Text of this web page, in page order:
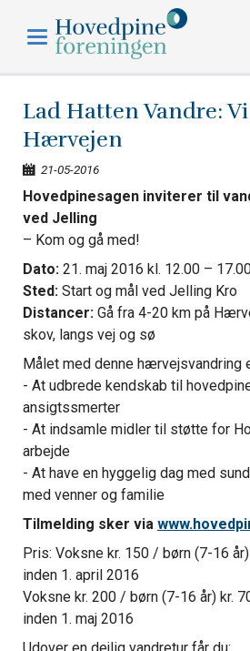
Lad Hatten Vandre:
Hærvejen
21-05-2016
Hovedpinesagen inviterer til
ved Jelling
– Kom og gå med!
Dato: 21. maj 2016 kl. 12.00 –
Sted: Start og mål ved Jelling Kro
Distancer: Gå fra 4-20 km på
skov, langs vej og sø
Målet med denne hærvejsvandring
- At udbrede kendskab til
ansigtssmerter
- At indsamle midler til støtte for
arbejde
- At have en hyggelig dag med
med venner og familie
Tilmelding sker via
Pris: Voksne kr. 150 / børn (7-16
inden 1. april 2016
Voksne kr. 200 / børn (7-16 år) kr.
inden 1. maj 2016